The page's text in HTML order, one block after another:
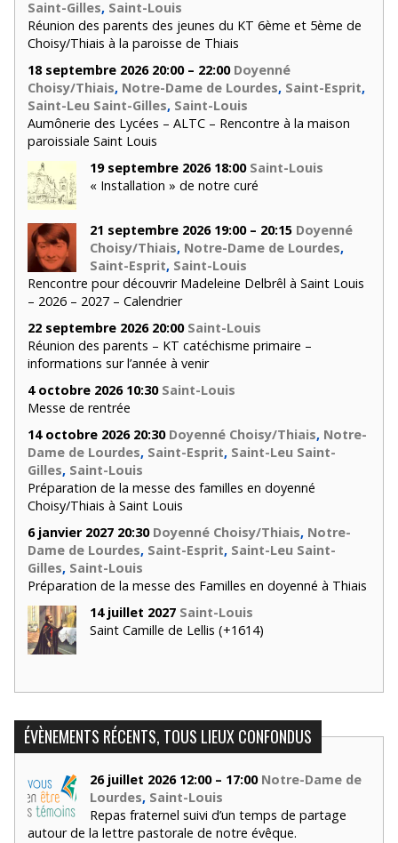
Saint-Gilles, Saint-Louis
Réunion des parents des jeunes du KT 6ème et 5ème de
Choisy/Thiais à la paroisse de Thiais
18 septembre 2026 20:00 – 22:00 Doyenné
Choisy/Thiais, Notre-Dame de Lourdes, Saint-Esprit,
Saint-Leu Saint-Gilles, Saint-Louis
Aumônerie des Lycées – ALTC – Rencontre à la maison
paroissiale Saint Louis
19 septembre 2026 18:00 Saint-Louis
« Installation » de notre curé
21 septembre 2026 19:00 – 20:15 Doyenné
Choisy/Thiais, Notre-Dame de Lourdes,
Saint-Esprit, Saint-Louis
Rencontre pour découvrir Madeleine Delbrêl à Saint Louis
– 2026 – 2027 – Calendrier
22 septembre 2026 20:00 Saint-Louis
Réunion des parents – KT catéchisme primaire –
informations sur l’année à venir
4 octobre 2026 10:30 Saint-Louis
Messe de rentrée
14 octobre 2026 20:30 Doyenné Choisy/Thiais, Notre-
Dame de Lourdes, Saint-Esprit, Saint-Leu Saint-
Gilles, Saint-Louis
Préparation de la messe des familles en doyenné
Choisy/Thiais à Saint Louis
6 janvier 2027 20:30 Doyenné Choisy/Thiais, Notre-
Dame de Lourdes, Saint-Esprit, Saint-Leu Saint-
Gilles, Saint-Louis
Préparation de la messe des Familles en doyenné à Thiais
14 juillet 2027 Saint-Louis
Saint Camille de Lellis (+1614)
ÉVÈNEMENTS RÉCENTS, TOUS LIEUX CONFONDUS
26 juillet 2026 12:00 – 17:00 Notre-Dame de
Lourdes, Saint-Louis
Repas fraternel suivi d’un temps de partage
autour de la lettre pastorale de notre évêque.